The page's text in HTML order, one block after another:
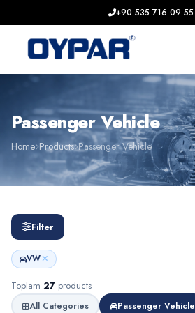
+90 535 716 09 55
Passenger Vehicle
Home Products Passenger Vehicle
Filter
VW
Toplam 27 products
All Categories Passenger Vehicle